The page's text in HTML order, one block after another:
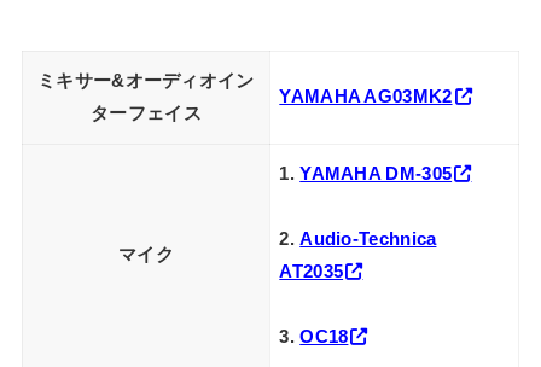
ミキサー&オーディオイン
ターフェイス
YAMAHA AG03MK2
マイク
1. YAMAHA DM-305
2. Audio-Technica
AT2035
3. OC18